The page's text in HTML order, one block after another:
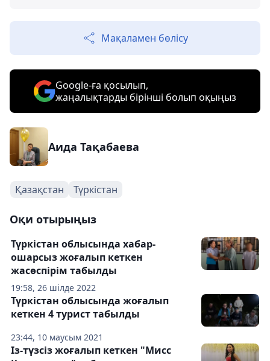
Мақаламен бөлісу
Google-ға қосылып,
жаңалықтарды бірінші болып оқыңыз
Аида Тақабаева
Қазақстан Түркістан
Оқи отырыңыз
19:58, 26 шілде 2022
Түркістан облысында хабар-
ошарсыз жоғалып кеткен
жасөспірім табылды
23:44, 10 маусым 2021
Түркістан облысында жоғалып
кеткен 4 турист табылды
Із-түзсіз жоғалып кеткен "Мисс